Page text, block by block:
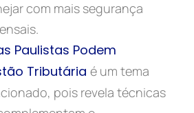
com mais segurança
Paulistas Podem
Tributáriaé um tema
pois revela técnicas